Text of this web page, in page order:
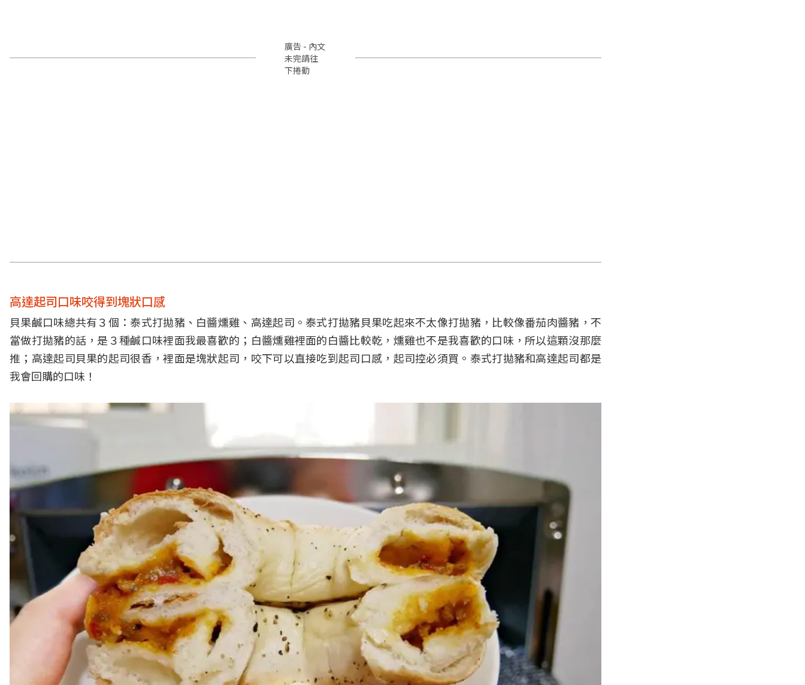
廣告 - 內文
未完請往
下捲動
高達起司口味咬得到塊狀口感
貝果鹹口味總共有３個：泰式打拋豬、白醬燻雞、高達起司。泰式打拋豬貝果吃起來不太像打拋豬，比較像番茄肉醬豬，不
當做打拋豬的話，是３種鹹口味裡面我最喜歡的；白醬燻雞裡面的白醬比較乾，燻雞也不是我喜歡的口味，所以這顆沒那麼
推；高達起司貝果的起司很香，裡面是塊狀起司，咬下可以直接吃到起司口感，起司控必須買。泰式打拋豬和高達起司都是
我會回購的口味！